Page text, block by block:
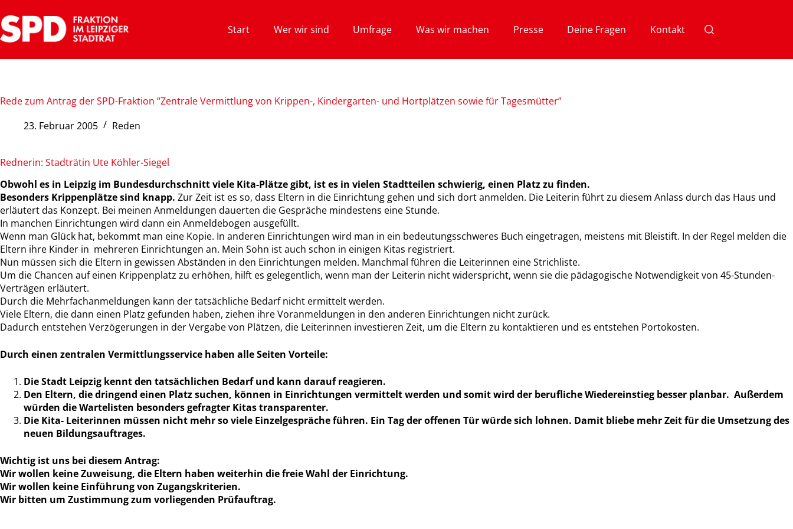
Inhalt
springen
Start Wer wir sind Umfrage Was wir machen Presse Deine Fragen Kontakt
Rede zum Antrag der SPD-Fraktion “Zentrale Vermittlung von Krippen-, Kindergarten- und Hortplätzen sowie für Tagesmütter”
23. Februar 2005
Reden
Rednerin: Stadträtin Ute Köhler-Siegel
Obwohl es in Leipzig im Bundesdurchschnitt viele Kita-Plätze gibt, ist es in vielen Stadtteilen schwierig, einen Platz zu finden.
Besonders Krippenplätze sind knapp. Zur Zeit ist es so, dass Eltern in die Einrichtung gehen und sich dort anmelden. Die Leiterin führt zu diesem Anlass durch das Haus und
erläutert das Konzept. Bei meinen Anmeldungen dauerten die Gespräche mindestens eine Stunde.
In manchen Einrichtungen wird dann ein Anmeldebogen ausgefüllt.
Wenn man Glück hat, bekommt man eine Kopie. In anderen Einrichtungen wird man in ein bedeutungsschweres Buch eingetragen, meistens mit Bleistift. In der Regel melden die
Eltern ihre Kinder in mehreren Einrichtungen an. Mein Sohn ist auch schon in einigen Kitas registriert.
Nun müssen sich die Eltern in gewissen Abständen in den Einrichtungen melden. Manchmal führen die Leiterinnen eine Strichliste.
Um die Chancen auf einen Krippenplatz zu erhöhen, hilft es gelegentlich, wenn man der Leiterin nicht widerspricht, wenn sie die pädagogische Notwendigkeit von 45-Stunden-
Verträgen erläutert.
Durch die Mehrfachanmeldungen kann der tatsächliche Bedarf nicht ermittelt werden.
Viele Eltern, die dann einen Platz gefunden haben, ziehen ihre Voranmeldungen in den anderen Einrichtungen nicht zurück.
Dadurch entstehen Verzögerungen in der Vergabe von Plätzen, die Leiterinnen investieren Zeit, um die Eltern zu kontaktieren und es entstehen Portokosten.
Durch einen zentralen Vermittlungsservice haben alle Seiten Vorteile:
Die Stadt Leipzig kennt den tatsächlichen Bedarf und kann darauf reagieren.
Den Eltern, die dringend einen Platz suchen, können in Einrichtungen vermittelt werden und somit wird der berufliche Wiedereinstieg besser planbar. Außerdem
würden die Wartelisten besonders gefragter Kitas transparenter.
Die Kita- Leiterinnen müssen nicht mehr so viele Einzelgespräche führen. Ein Tag der offenen Tür würde sich lohnen. Damit bliebe mehr Zeit für die Umsetzung des
neuen Bildungsauftrages.
Wichtig ist uns bei diesem Antrag:
Wir wollen keine Zuweisung, die Eltern haben weiterhin die freie Wahl der Einrichtung.
Wir wollen keine Einführung von Zugangskriterien.
Wir bitten um Zustimmung zum vorliegenden Prüfauftrag.